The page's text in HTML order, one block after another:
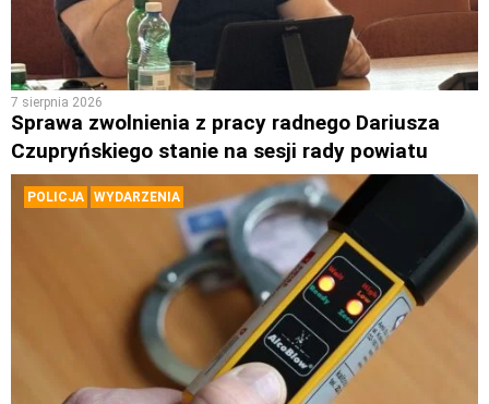
7 sierpnia 2026
Sprawa zwolnienia z pracy radnego Dariusza
Czupryńskiego stanie na sesji rady powiatu
POLICJA WYDARZENIA